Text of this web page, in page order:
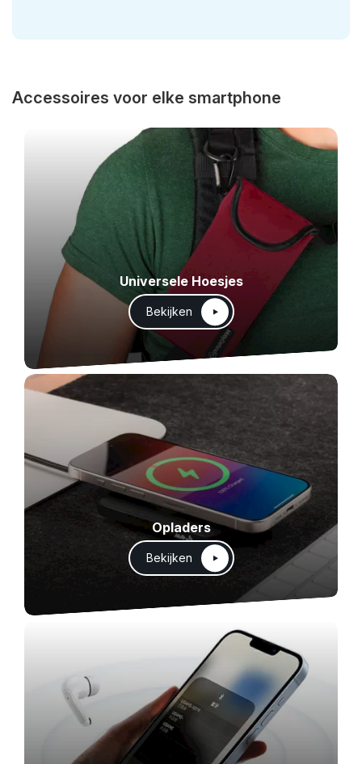
Accessoires voor elke smartphone
Universele Hoesjes
Bekijken
Opladers
Bekijken